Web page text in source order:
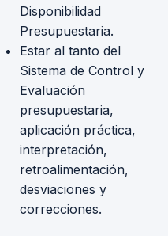
Disponibilidad
Presupuestaria.
Estar al tanto del
Sistema de Control y
Evaluación
presupuestaria,
aplicación práctica,
interpretación,
retroalimentación,
desviaciones y
correcciones.